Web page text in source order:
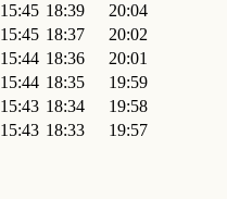
15:45 18:39
20:04
15:45 18:37
20:02
15:44 18:36
20:01
15:44 18:35
19:59
15:43 18:34
19:58
15:43 18:33 19:57